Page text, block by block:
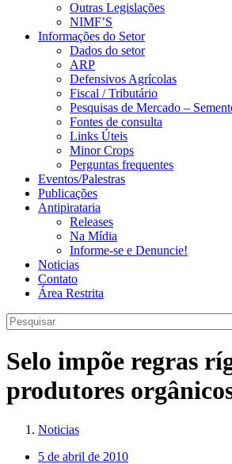
Outras Legislações
NIMF’S
Informações do Setor
Dados do setor
ARP
Defensivos Agrícolas
Fiscal / Tributário
Pesquisas de Mercado –
Fontes de consulta
Links Úteis
Minor Crops
Perguntas frequentes
Eventos/Palestras
Publicações
Antipirataria
Releases
Na Mídia
Informe-se e Denuncie!
Noticias
Contato
Área Restrita
Selo impõe regras
produtores
Noticias
5 de abril de 2010